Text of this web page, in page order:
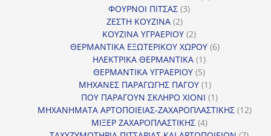
ΦΟΥΡΝΟΙ ΠΙΤΣΑΣ 33
ΖΕΣΤΗ ΚΟΥΖΙΝΑ 22
προϊόντα
ΚΟΥΖΙΝΑ ΥΓΡΑΕΡΙΟΥ 22
προϊόντα
ΘΕΡΜΑΝΤΙΚΑ ΕΞΩΤΕΡΙΚΟΥ ΧΩΡΟΥ 66
ΗΛΕΚΤΡΙΚΑ ΘΕΡΜΑΝΤΙΚΑ 11
προϊόν
ΘΕΡΜΑΝΤΙΚΑ ΥΓΡΑΕΡΙΟΥ 55
προϊόντα
ΜΗΧΑΝΕΣ ΠΑΡΑΓΩΓΗΣ ΠΑΓΟΥ 11
προϊόν
ΠΟΥ ΠΑΡΑΓΟΥΝ ΣΚΛΗΡΟ ΧΙΟΝΙ 11
προϊόν
ΜΗΧΑΝΗΜΑΤΑ ΑΡΤΟΠΟΙΕΙΑΣ-ΖΑΧΑΡΟΠΛΑΣΤΙΚΗΣ 1212
ΜΙΞΕΡ ΖΑΧΑΡΟΠΛΑΣΤΙΚΗΣ 44